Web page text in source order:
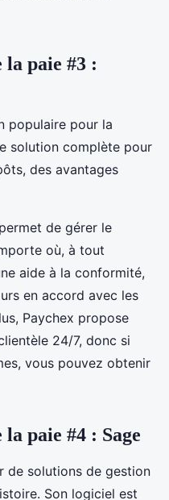
la paie #3 :
populaire pour la
solution complète pour
des avantages
de gérer le
où, à tout
aide à la conformité,
en accord avec les
Paychex propose
24/7, donc si
vous pouvez obtenir
paie #4 : Sage
de solutions de gestion
Son logiciel est